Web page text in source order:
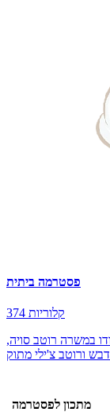
פסטרמה ביתית
374 קלוריות
במשרה רוטב סויה,
ורוטב צ'ילי מתוק
מתכון לפסטרמה